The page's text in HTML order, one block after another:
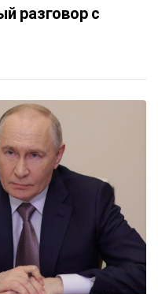
разговор с